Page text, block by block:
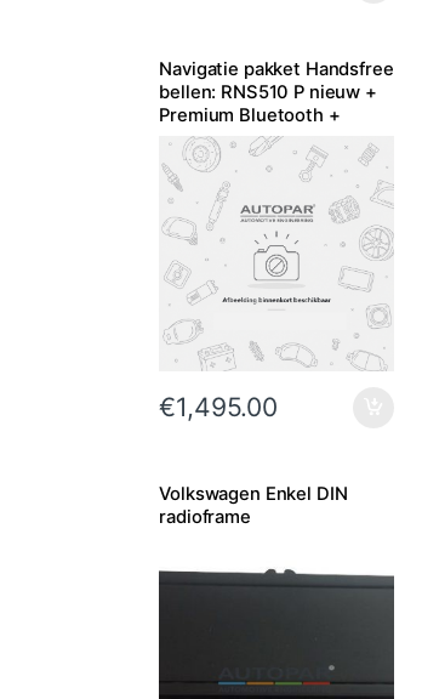
Navigatie pakket Handsfree
bellen: RNS510 P nieuw +
Premium Bluetooth +
Inbouw
€1,495.00
Volkswagen Enkel DIN
radioframe